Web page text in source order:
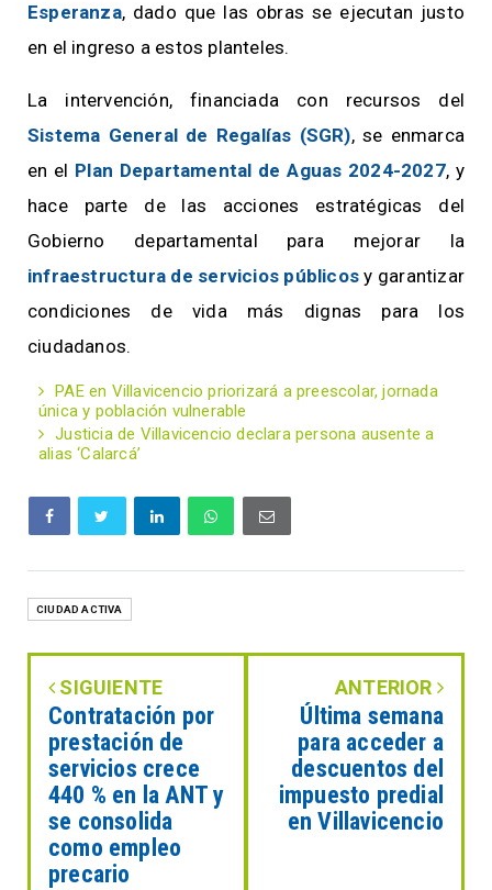
Esperanza, dado que las obras se ejecutan justo
en el ingreso a estos planteles.
La intervención, financiada con recursos del
Sistema General de Regalías (SGR), se enmarca
en el Plan Departamental de Aguas 2024-2027, y
hace parte de las acciones estratégicas del
Gobierno departamental para mejorar la
infraestructura de servicios públicos y garantizar
condiciones de vida más dignas para los
ciudadanos.
PAE en Villavicencio priorizará a preescolar, jornada
única y población vulnerable
Justicia de Villavicencio declara persona ausente a
alias ‘Calarcá’
CIUDAD ACTIVA
SIGUIENTE
Contratación por
prestación de
servicios crece
440 % en la ANT y
se consolida
como empleo
precario
ANTERIOR
Última semana
para acceder a
descuentos del
impuesto predial
en Villavicencio